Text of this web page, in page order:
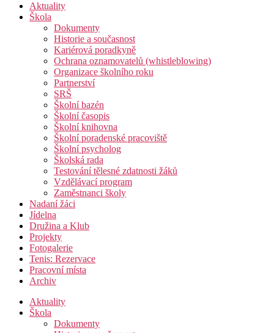
Aktuality
Škola
Dokumenty
Historie a současnost
Kariérová poradkyně
Ochrana oznamovatelů (whistleblowing)
Organizace školního roku
Partnerství
SRŠ
Školní bazén
Školní časopis
Školní knihovna
Školní poradenské pracoviště
Školní psycholog
Školská rada
Testování tělesné zdatnosti žáků
Vzdělávací program
Zaměstnanci školy
Nadaní žáci
Jídelna
Družina a Klub
Projekty
Fotogalerie
Tenis: Rezervace
Pracovní místa
Archiv
Aktuality
Škola
Dokumenty